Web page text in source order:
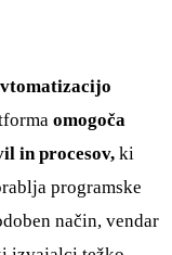
omogoča
in procesov, ki
programske
način, vendar